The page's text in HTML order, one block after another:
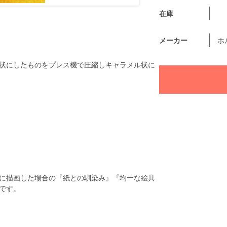
にしたものをプレス機で圧縮しキャラメル状に
描画した場合の『紙との馴染み』『均一な絵具
す。
在庫
メーカー ホ